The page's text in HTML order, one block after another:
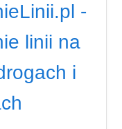
-
linii na
i